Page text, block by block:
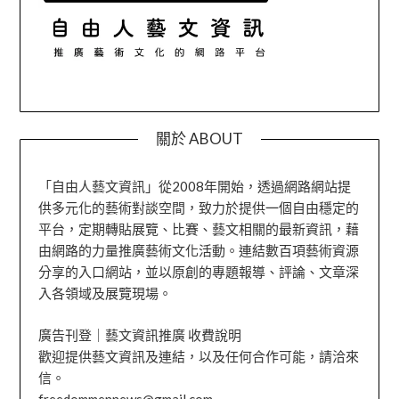
關於 ABOUT
「自由人藝文資訊」從2008年開始，透過網路網站提
供多元化的藝術對談空間，致力於提供一個自由穩定的
平台，定期轉貼展覽、比賽、藝文相關的最新資訊，藉
由網路的力量推廣藝術文化活動。連結數百項藝術資源
分享的入口網站，並以原創的專題報導、評論、文章深
入各領域及展覽現場。
廣告刊登｜藝文資訊推廣 收費說明
歡迎提供藝文資訊及連結，以及任何合作可能，請洽來
信。